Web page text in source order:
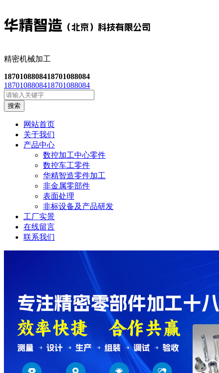
精密机械加工
1870108808418701088084
1870108808418701088084
搜索
网站首页
关于我们
产品中心
数控加工中心零件
数控车工零件
华精智造零件加工
非金属零部件
表面处理
非标设备及产品研发
工厂实景
在线留言
联系我们